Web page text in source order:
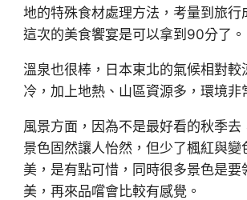
地的特殊食材處理方法，考量到旅行
這次的美食饗宴是可以拿到90分了。
溫泉也很棒，日本東北的氣候相對較
冷，加上地熱、山區資源多，環境非
風景方面，因為不是最好看的秋季去
景色固然讓人怡然，但少了楓紅與變
美，是有點可惜，同時很多景色是要
美，再來品嚐會比較有感覺。